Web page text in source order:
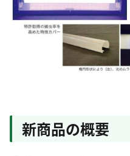
新商品の概要